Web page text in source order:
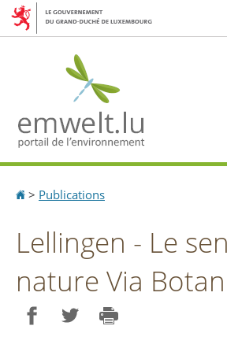
Aller
Aller
Accueil
> Publications
Lellingen - Le
nature Via